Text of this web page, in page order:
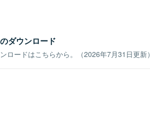
ダウンロード
ロードはこちらから。（2026年7月31日更新）